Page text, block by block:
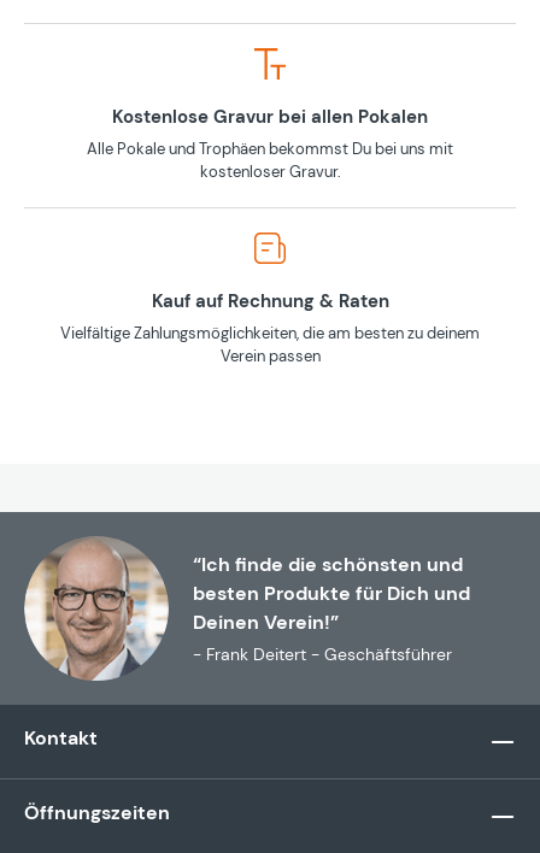
Kostenlose Gravur bei allen Pokalen
Alle Pokale und Trophäen bekommst Du bei uns mit
kostenloser Gravur.
Kauf auf Rechnung & Raten
Vielfältige Zahlungsmöglichkeiten, die am besten zu deinem
Verein passen
“Ich finde die schönsten und
besten Produkte für Dich und
Deinen Verein!”
- Frank Deitert - Geschäftsführer
Kontakt
Öffnungszeiten